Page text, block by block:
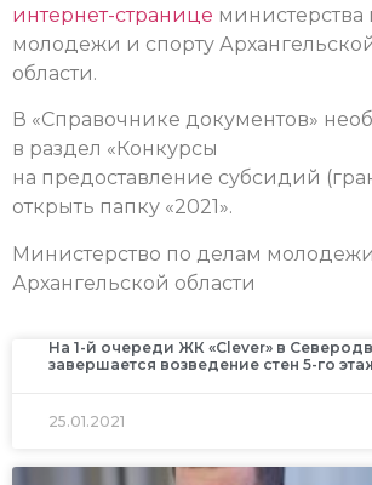
интернет-странице министерства
молодежи и спорту
области.
В «Справочнике документов»
в раздел «Конкурсы
на предоставление субсидий
открыть папку «2021».
Министерство по делам
Архангельской области
На 1-й очереди ЖК «Clever» в
завершается возведение стен 5-го
25.01.2021